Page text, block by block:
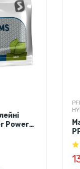
Клітковина
Білки
Сіль
Informed Sport -
Power
-